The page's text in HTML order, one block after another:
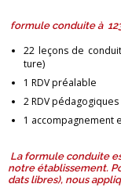
for­mule conduite à
22 le­çons de
ture)
1 RDV préa­lable
2 RDV pé­da­go­giques
1 ac­com­pa­gne­ment
La for­mule conduite
notre éta­blis­se­ment.
dats libres), nous